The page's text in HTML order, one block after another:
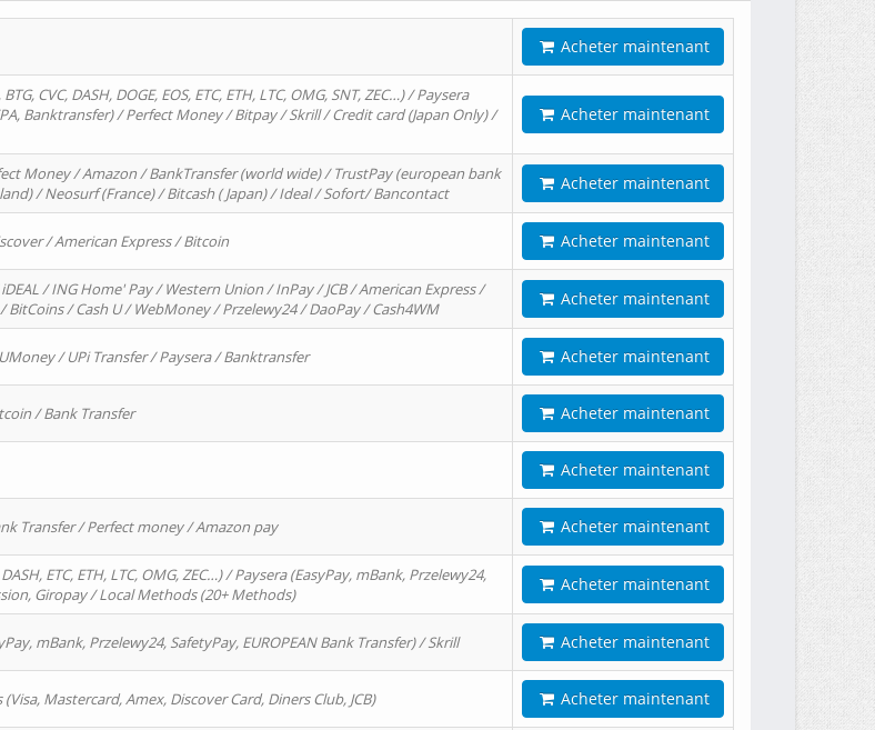
Acheter maintenant
CVC, DASH, DOGE, EOS, ETC, ETH, LTC, OMG, SNT, ZEC…) / Paysera
Banktransfer) / Perfect Money / Bitpay / Skrill / Credit card (Japan Only) /
Acheter maintenant
Money / Amazon / BankTransfer (world wide) / TrustPay (european bank
/ Neosurf (France) / Bitcash ( Japan) / Ideal / Sofort/ Bancontact
Acheter maintenant
/ American Express / Bitcoin Acheter maintenant
/ ING Home' Pay / Western Union / InPay / JCB / American Express /
/ Cash U / WebMoney / Przelewy24 / DaoPay / Cash4WM
Acheter maintenant
/ UPi Transfer / Paysera / Banktransfer Acheter maintenant
/ Bank Transfer Acheter maintenant
Acheter maintenant
Transfer / Perfect money / Amazon pay Acheter maintenant
ETC, ETH, LTC, OMG, ZEC…) / Paysera (EasyPay, mBank, Przelewy24,
Giropay / Local Methods (20+ Methods)
Acheter maintenant
mBank, Przelewy24, SafetyPay, EUROPEAN Bank Transfer) / Skrill Acheter maintenant
Mastercard, Amex, Discover Card, Diners Club, JCB) Acheter maintenant